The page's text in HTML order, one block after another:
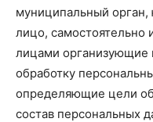
муниципальный
лицо, самостоятельно
лицами
обработку
определяющие цели
состав персональных